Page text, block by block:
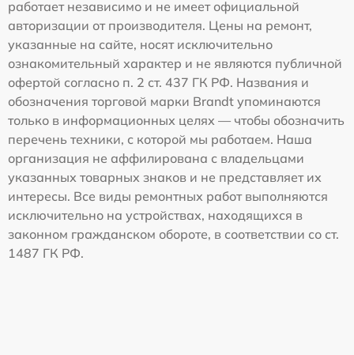
работает независимо и не имеет официальной
авторизации от производителя. Цены на ремонт,
указанные на сайте, носят исключительно
ознакомительный характер и не являются публичной
офертой согласно п. 2 ст. 437 ГК РФ. Названия и
обозначения торговой марки Brandt упоминаются
только в информационных целях — чтобы обозначить
перечень техники, с которой мы работаем. Наша
организация не аффилирована с владельцами
указанных товарных знаков и не представляет их
интересы. Все виды ремонтных работ выполняются
исключительно на устройствах, находящихся в
законном гражданском обороте, в соответствии со ст.
1487 ГК РФ.